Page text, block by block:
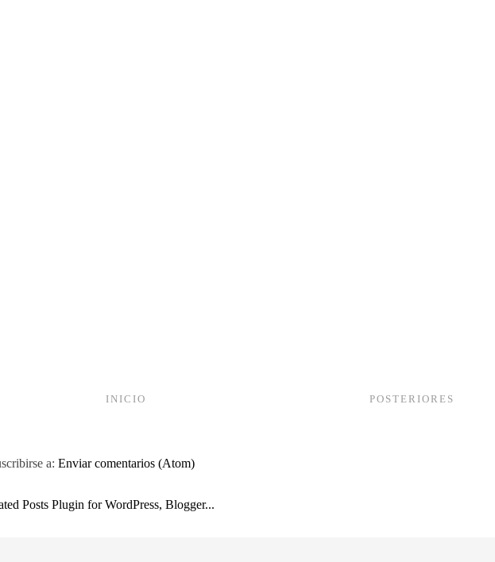
POSTERIORES
INICIO
a:Enviar comentarios (Atom)